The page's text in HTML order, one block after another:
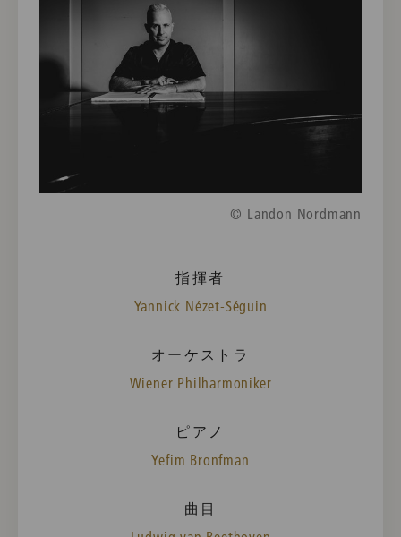
© Landon Nordmann
指揮者
Yannick Nézet-Séguin
オーケストラ
Wiener Philharmoniker
ピアノ
Yefim Bronfman
曲目